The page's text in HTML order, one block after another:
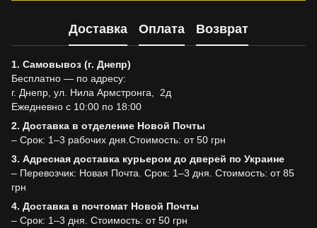
Доставка Оплата Возврат
1. Самовывоз (г. Днепр)
Бесплатно — по адресу:
г. Днепр, ул. Нила Армстронга, 2д
Ежедневно с 10:00 по 18:00
2. Доставка в отделение Новой Почты
– Срок: 1–3 рабочих дня.Стоимость: от 50 грн
3. Адресная доставка курьером до дверей по Украине
– Перевозчик: Новая Почта. Срок: 1–3 дня. Стоимость: от 85
грн
4. Доставка в почтомат Новой Почты
– Срок: 1–3 дня. Стоимость: от 50 грн